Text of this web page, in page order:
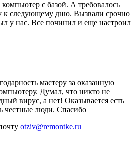
с базой. А требовалось
к следующему дню. Вызвали срочно
у нас. Все починил и еще настроил
мастеру за оказанную
Думал, что никто не
вирус, а нет! Оказывается есть
честные люди. Спасибо
otziv@remontke.ru